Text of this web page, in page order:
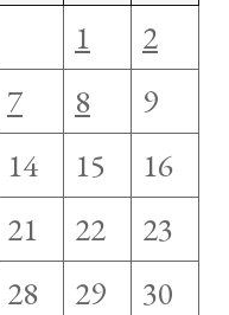
1
2
7 8
9
14 15
16
21 22
23
28 29
30